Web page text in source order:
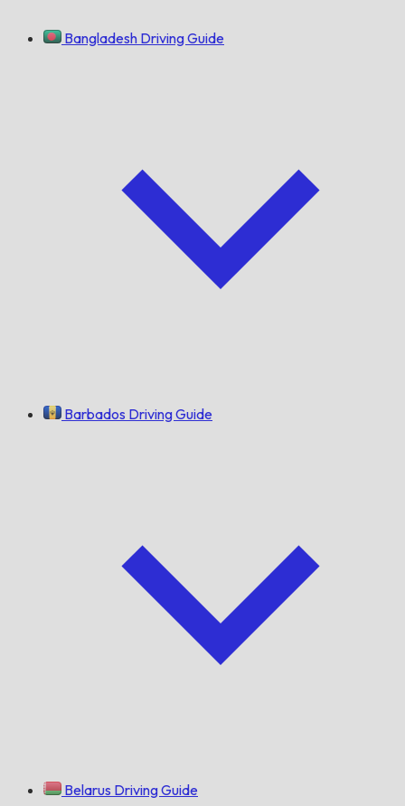
Bangladesh Driving Guide
Barbados Driving Guide
Belarus Driving Guide